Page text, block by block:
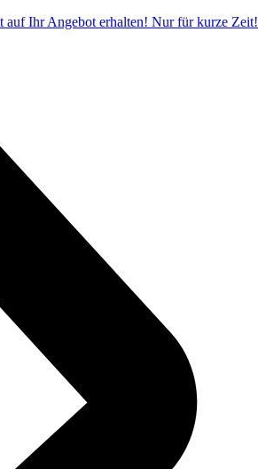
auf Ihr Angebot erhalten! Nur für kurze Zeit!